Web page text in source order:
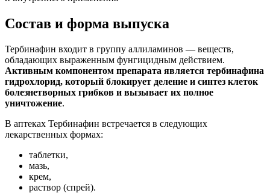
Состав и форма выпуска
Тербинафин входит в группу аллиламинов — веществ,
обладающих выраженным фунгицидным действием.
Активным компонентом препарата является тербинафина
гидрохлорид, который блокирует деление и синтез клеток
болезнетворных грибков и вызывает их полное
уничтожение.
В аптеках Тербинафин встречается в следующих
лекарственных формах:
таблетки,
мазь,
крем,
раствор (спрей).